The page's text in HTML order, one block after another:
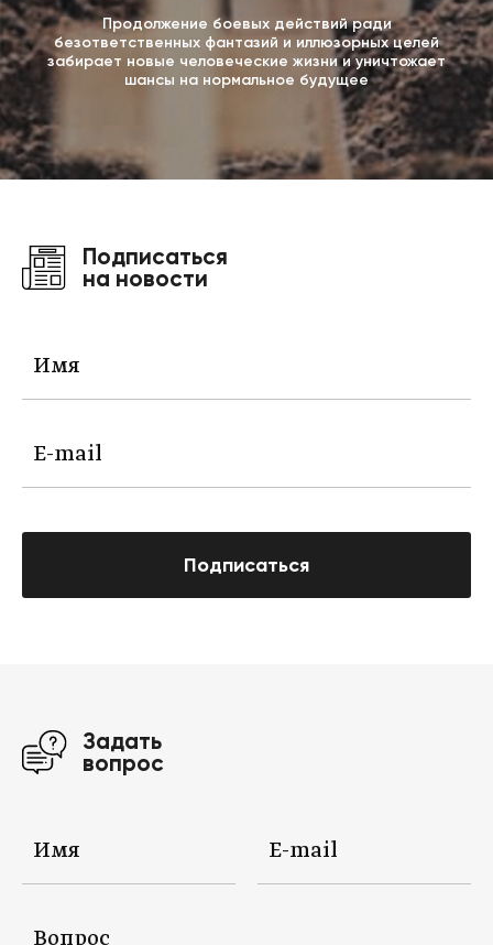
Продолжение боевых действий ради
безответственных фантазий и иллюзорных целей
забирает новые человеческие жизни и уничтожает
шансы на нормальное будущее
Подписаться
на новости
Подписаться
Задать
вопрос